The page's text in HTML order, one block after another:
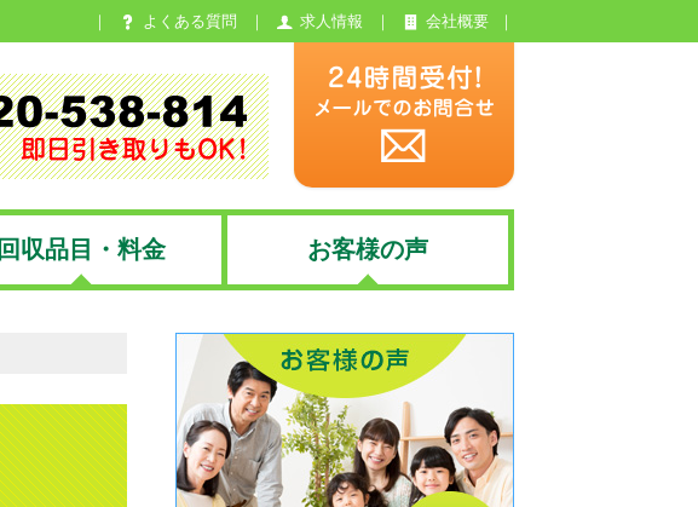
よくある質問 求人情報 会社概要
回収品目・料金 お客様の声